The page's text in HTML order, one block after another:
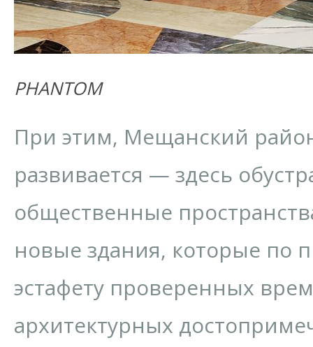
PHANTOM
При этим, Мещанский
развивается — здесь
общественные
новые здания, которые по
эстафету проверенных
архитектурных